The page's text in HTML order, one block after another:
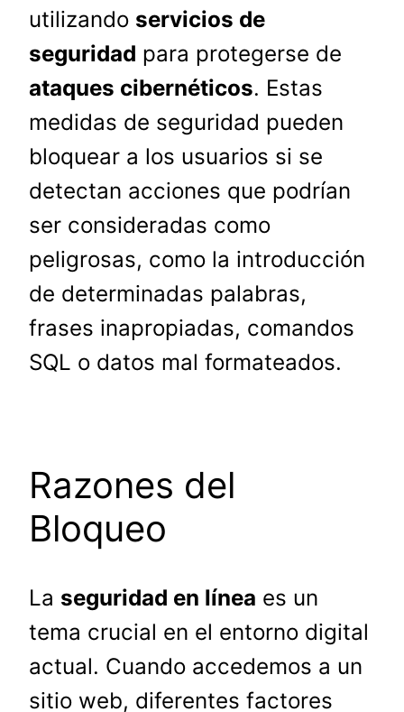
utilizando servicios de
seguridad para protegerse de
ataques cibernéticos. Estas
medidas de seguridad pueden
bloquear a los usuarios si se
detectan acciones que podrían
ser consideradas como
peligrosas, como la introducción
de determinadas palabras,
frases inapropiadas, comandos
SQL o datos mal formateados.
Razones del
Bloqueo
La seguridad en línea es un
tema crucial en el entorno digital
actual. Cuando accedemos a un
sitio web, diferentes factores